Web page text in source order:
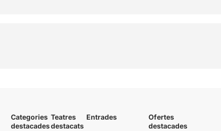
Categories
destacades
Teatres
destacats
Entrades
Ofertes
destacades